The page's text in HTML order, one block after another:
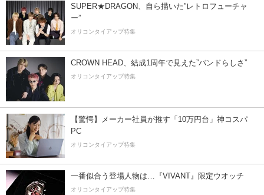
SUPER★DRAGON、自ら描いた”レトロフューチャ
ー”
オリコンタイアップ特集
CROWN HEAD、結成1周年で見えた”バンドらしさ”
オリコンタイアップ特集
【驚愕】メーカー社員が推す「10万円台」神コスパ
PC
オリコンタイアップ特集
一番似合う登場人物は…『VIVANT』限定ウオッチ
オリコンタイアップ特集